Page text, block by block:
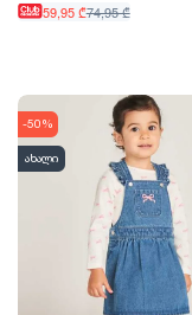
59,95 ₾74,95 ₾
-50%
ახალი